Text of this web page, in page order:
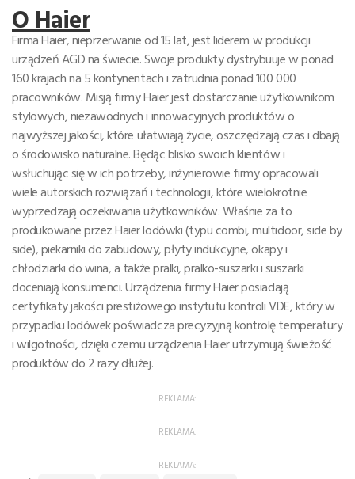
O Haier
Firma Haier, nieprzerwanie od 15 lat, jest liderem w produkcji
urządzeń AGD na świecie. Swoje produkty dystrybuuje w ponad
160 krajach na 5 kontynentach i zatrudnia ponad 100 000
pracowników. Misją firmy Haier jest dostarczanie użytkownikom
stylowych, niezawodnych i innowacyjnych produktów o
najwyższej jakości, które ułatwiają życie, oszczędzają czas i dbają
o środowisko naturalne. Będąc blisko swoich klientów i
wsłuchując się w ich potrzeby, inżynierowie firmy opracowali
wiele autorskich rozwiązań i technologii, które wielokrotnie
wyprzedzają oczekiwania użytkowników. Właśnie za to
produkowane przez Haier lodówki (typu combi, multidoor, side by
side), piekarniki do zabudowy, płyty indukcyjne, okapy i
chłodziarki do wina, a także pralki, pralko-suszarki i suszarki
doceniają konsumenci. Urządzenia firmy Haier posiadają
certyfikaty jakości prestiżowego instytutu kontroli VDE, który w
przypadku lodówek poświadcza precyzyjną kontrolę temperatury
i wilgotności, dzięki czemu urządzenia Haier utrzymują świeżość
produktów do 2 razy dłużej.
REKLAMA:
REKLAMA:
REKLAMA: